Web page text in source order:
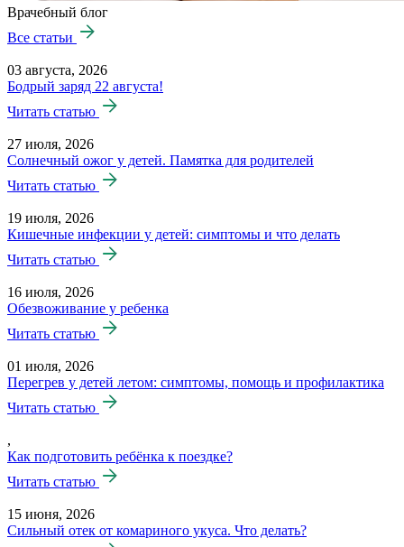
Врачебный блог
Все статьи
03 августа, 2026
Бодрый заряд 22 августа!
Читать статью
27 июля, 2026
Солнечный ожог у детей. Памятка для родителей
Читать статью
19 июля, 2026
Кишечные инфекции у детей: симптомы и что делать
Читать статью
16 июля, 2026
Обезвоживание у ребенка
Читать статью
01 июля, 2026
Перегрев у детей летом: симптомы, помощь и профилактика
Читать статью
,
Как подготовить ребёнка к поездке?
Читать статью
15 июня, 2026
Сильный отек от комариного укуса. Что делать?